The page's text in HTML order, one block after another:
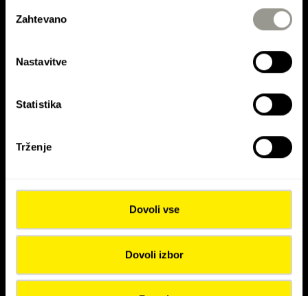
soglasja
Zahtevano
Nastavitve
Statistika
Trženje
Dovoli vse
Dovoli izbor